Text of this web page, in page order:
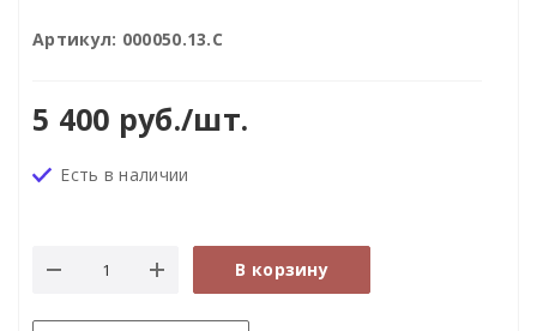
Артикул: 000050.13.С
5 400 руб./шт.
Есть в наличии
В корзину